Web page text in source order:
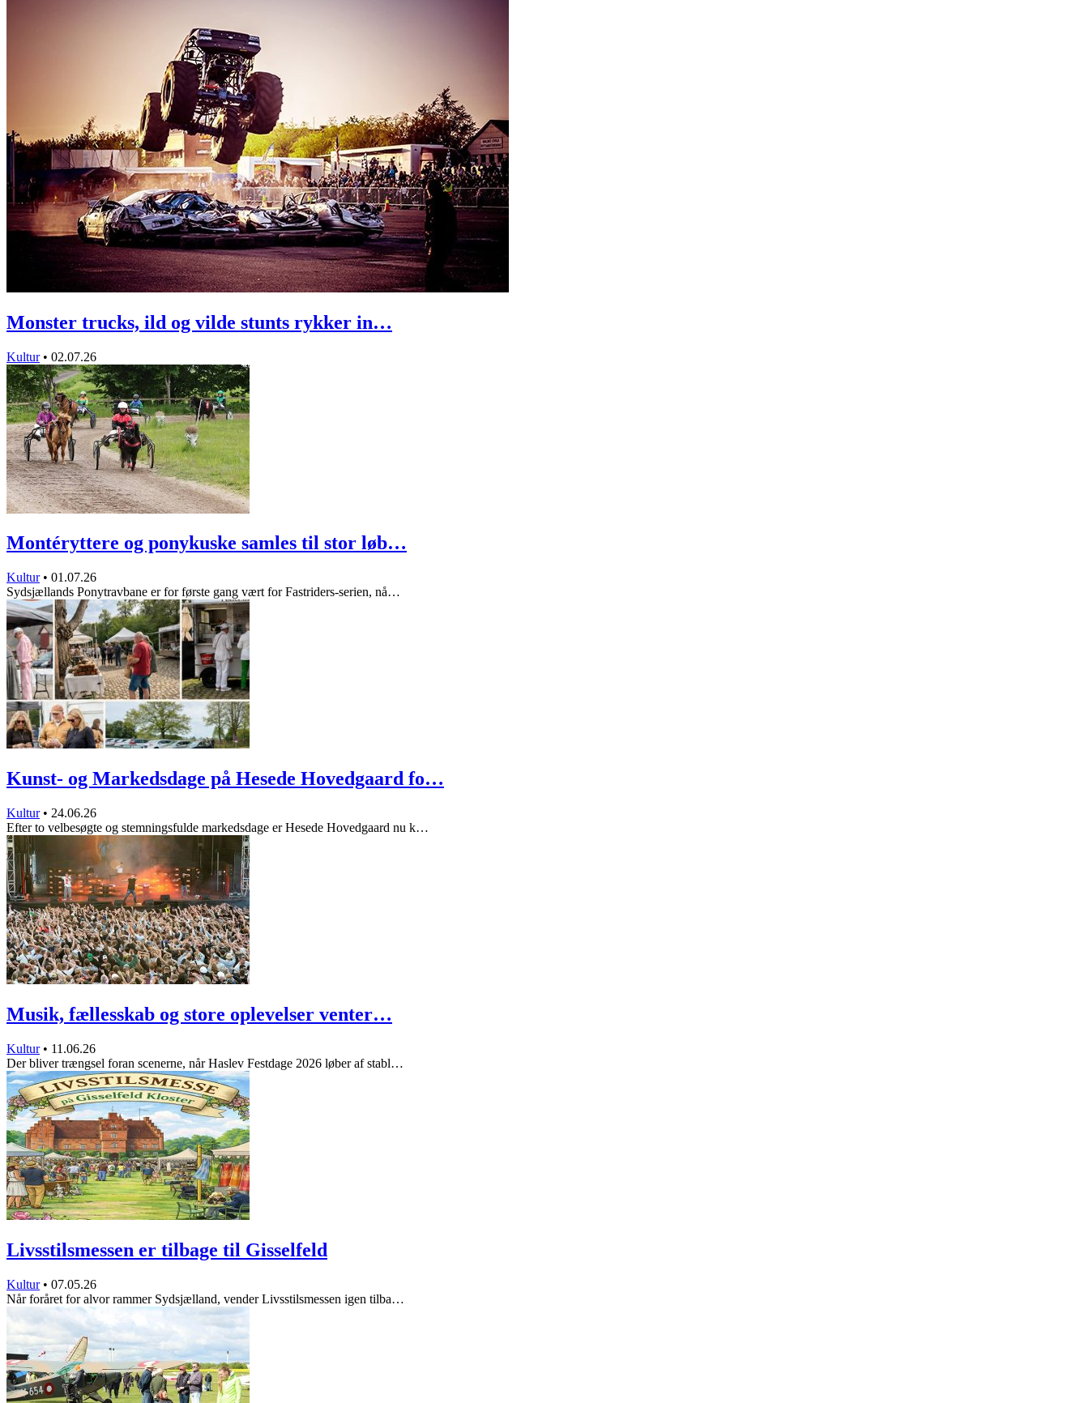
Monster trucks, ild og vilde stunts rykker in…
Kultur • 02.07.26
Montéryttere og ponykuske samles til stor løb…
Kultur • 01.07.26
Sydsjællands Ponytravbane er for første gang vært for Fastriders-serien, nå…
Kunst- og Markedsdage på Hesede Hovedgaard fo…
Kultur • 24.06.26
Efter to velbesøgte og stemningsfulde markedsdage er Hesede Hovedgaard nu k…
Musik, fællesskab og store oplevelser venter…
Kultur • 11.06.26
Der bliver trængsel foran scenerne, når Haslev Festdage 2026 løber af stabl…
Livsstilsmessen er tilbage til Gisselfeld
Kultur • 07.05.26
Når foråret for alvor rammer Sydsjælland, vender Livsstilsmessen igen tilba…